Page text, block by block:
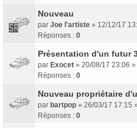
Nouveau
par Joe l'artiste » 12/12/17
Réponses : 0
Présentation d'un futur
par Exocet » 20/08/17 23:06
Réponses : 0
Nouveau propriétaire
par bartpop » 26/03/17 17:15
Réponses : 0